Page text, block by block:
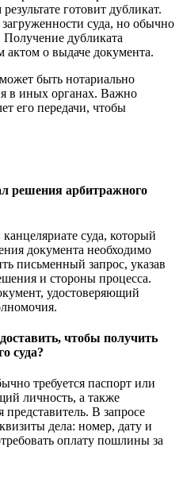
готовит дубликат.
суда, но обычно
Получение дубликата
актом о выдаче документа.
быть нотариально
в иных органах. Важно
его передачи, чтобы
решения арбитражного
суда, который
документа необходимо
письменный запрос, указав
и стороны процесса.
удостоверяющий
чтобы получить
суда?
требуется паспорт или
личность, а также
представитель. В запросе
дела: номер, дату и
оплату пошлины за